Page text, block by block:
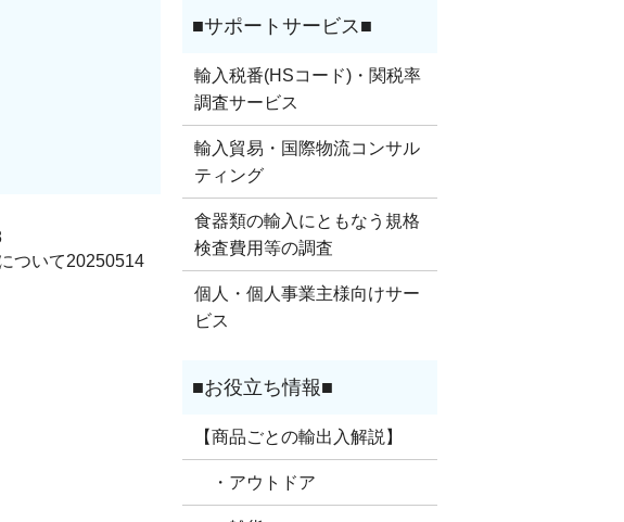
ついて20250514
輸入税番(HSコード)・関税率
調査サービス
輸入貿易・国際物流コンサル
ティング
食器類の輸入にともなう規格
検査費用等の調査
個人・個人事業主様向けサー
ビス
【商品ごとの輸出入解説】
・アウトドア